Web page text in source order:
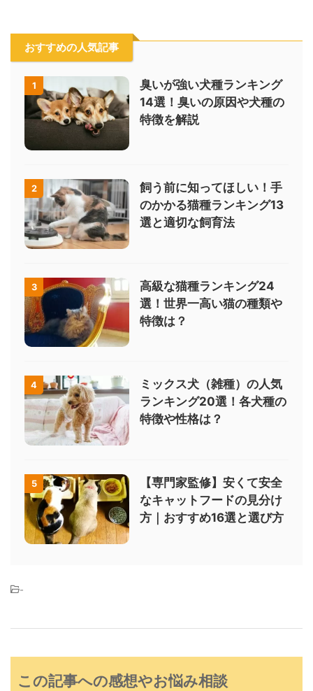
おすすめの人気記事
1
臭いが強い犬種ランキング
14選！臭いの原因や犬種の
特徴を解説
2
飼う前に知ってほしい！手
のかかる猫種ランキング13
選と適切な飼育法
3
高級な猫種ランキング24
選！世界一高い猫の種類や
特徴は？
4
ミックス犬（雑種）の人気
ランキング20選！各犬種の
特徴や性格は？
5
【専門家監修】安くて安全
なキャットフードの見分け
方｜おすすめ16選と選び方
-
この記事への感想やお悩み相談